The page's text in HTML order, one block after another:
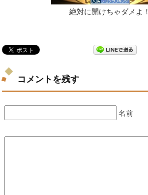
絶対に開けちゃダメよ！
コメントを残す
名前